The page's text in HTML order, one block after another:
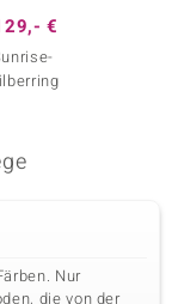
€
Nur
die von der